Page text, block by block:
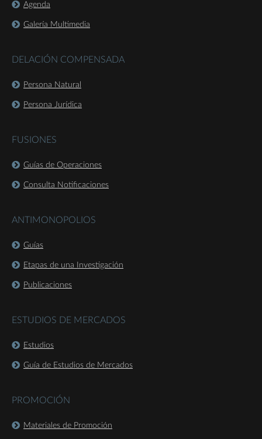
Agenda
Galería Multimedia
DELACIÓN COMPENSADA
Persona Natural
Persona Jurídica
FUSIONES
Guías de Operaciones
Consulta Notificaciones
ANTIMONOPOLIOS
Guías
Etapas de una Investigación
Publicaciones
ESTUDIOS DE MERCADOS
Estudios
Guía de Estudios de Mercados
PROMOCIÓN
Materiales de Promoción